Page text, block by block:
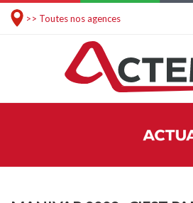
>> Toutes nos agences